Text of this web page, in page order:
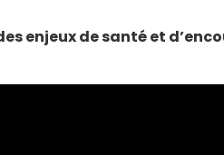
enjeux de santé et